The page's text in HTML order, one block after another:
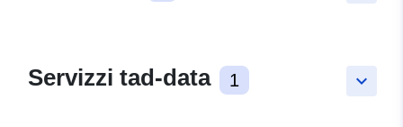
keyboard_arrow_down
Servizzi tad-data 1